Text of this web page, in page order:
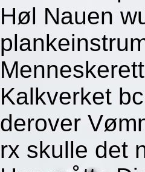
Høl Nauen
Kalkverket
derover
rx skulle det